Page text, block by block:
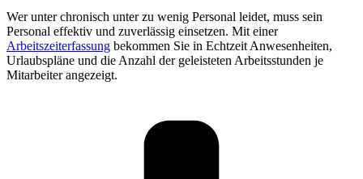
Wer unter chronisch unter zu wenig Personal leidet, muss sein
Personal effektiv und zuverlässig einsetzen. Mit einer
Arbeitszeiterfassung bekommen Sie in Echtzeit Anwesenheiten,
Urlaubspläne und die Anzahl der geleisteten Arbeitsstunden je
Mitarbeiter angezeigt.